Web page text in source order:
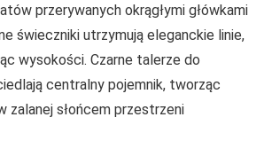
przerywanych okrągłymi główkami
świeczniki utrzymują eleganckie linie,
wysokości. Czarne talerze do
centralny pojemnik, tworząc
zalanej słońcem przestrzeni